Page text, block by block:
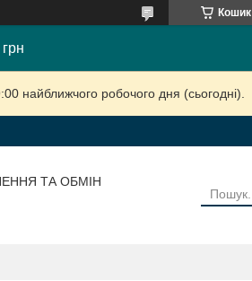
Кошик
найближчого робочого дня (сьогодні).
ТА ОБМІН